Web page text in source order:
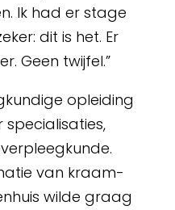
Ik had er stage
dit is het. Er
Geen twijfel.”
opleiding
van kraam-
wilde graag